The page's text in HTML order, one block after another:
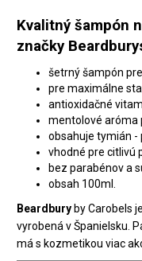
Kvalitný šampón
značky
šetrný šampón
pre maximálne
antioxidačné
mentolové aróma
obsahuje tymián -
vhodné pre citlivú
bez parabénov a
obsah 100ml.
Beardburyby Carobels
vyrobená v Španielsku.
má s kozmetikou viac